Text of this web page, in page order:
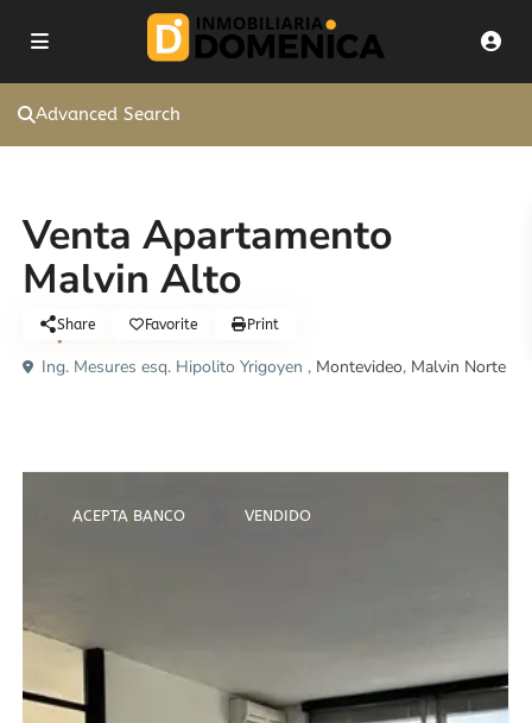
Advanced Search
Venta Apartamento
Malvin Alto
U$S68.000
Ing. Mesures esq. Hipolito Yrigoyen , Montevideo, Malvin Norte
Share Favorite Print
ACEPTA BANCO VENDIDO